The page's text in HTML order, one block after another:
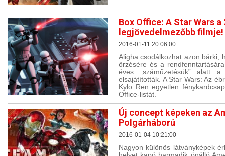
Box Office: A Star Wars a
legjövedelmezőbb filmje!
2016-01-11 20:06:00
Aligha csodálkozhat azon bárki,
őrzésére és a
éves „száműzetésük” alatt
elsajátították. A Star Wars: Az
Kylo Ren egyetlen
Office-listát.
Új concept képeken az
Polgárháború
2016-01-04 10:21:00
Nagyon különös látványképek